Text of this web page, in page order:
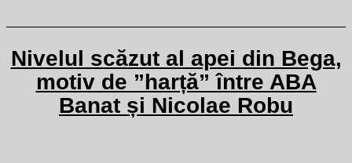
Nivelul scăzut al apei din Bega,
motiv de ”harță” între ABA
Banat și Nicolae Robu